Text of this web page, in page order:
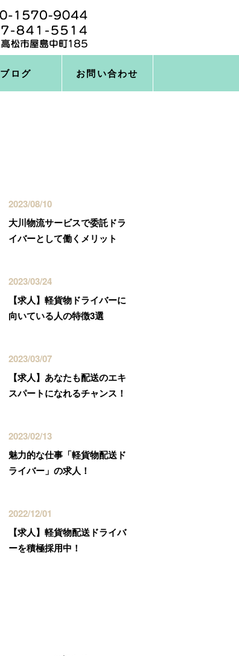
ブログ お問い合わせ
2023/08/10
大川物流サービスで委託ドラ
イバーとして働くメリット
2023/03/24
【求人】軽貨物ドライバーに
向いている人の特徴3選
2023/03/07
【求人】あなたも配送のエキ
スパートになれるチャンス！
2023/02/13
魅力的な仕事「軽貨物配送ド
ライバー」の求人！
2022/12/01
【求人】軽貨物配送ドライバ
ーを積極採用中！